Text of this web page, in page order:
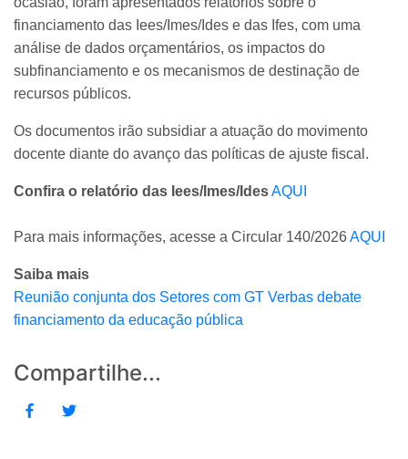
financiamento das Iees/Imes/Ides e das Ifes, com uma
análise de dados orçamentários, os impactos do
subfinanciamento e os mecanismos de destinação de
recursos públicos.
Os documentos irão subsidiar a atuação do movimento
docente diante do avanço das políticas de ajuste fiscal.
Confira o relatório das Iees/Imes/IdesAQUI
Para mais informações, acesse a Circular 140/2026AQUI
Saiba mais
Reunião conjunta dos Setores com GT Verbas debate
financiamento da educação pública
Compartilhe...